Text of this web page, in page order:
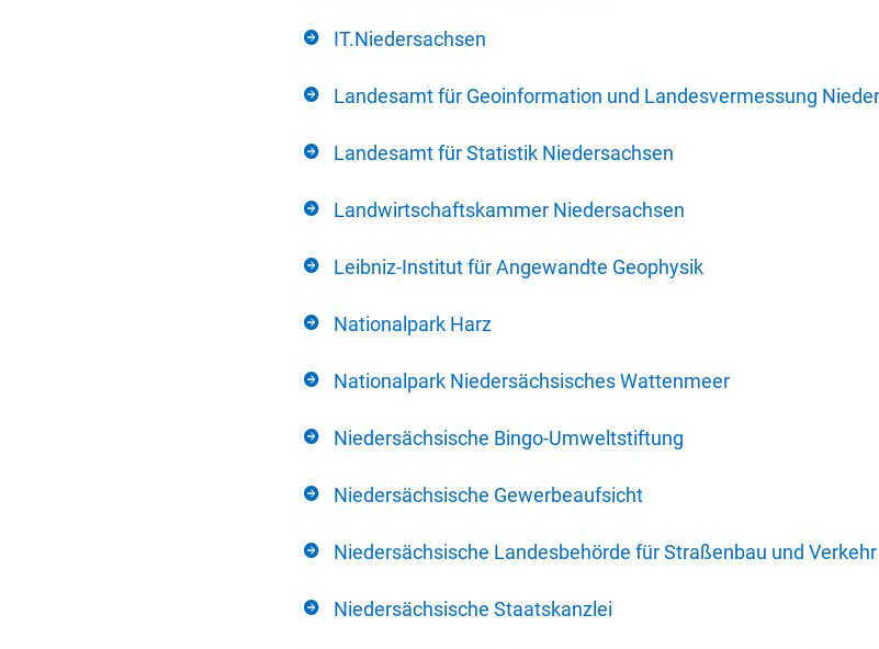
IT.Niedersachsen
Landesamt für Geoinformation und Landesvermessung
Landesamt für Statistik Niedersachsen
Landwirtschaftskammer Niedersachsen
Leibniz-Institut für Angewandte Geophysik
Nationalpark Harz
Nationalpark Niedersächsisches Wattenmeer
Niedersächsische Bingo-Umweltstiftung
Niedersächsische Gewerbeaufsicht
Niedersächsische Landesbehörde für Straßenbau und Verkehr
Niedersächsische Staatskanzlei